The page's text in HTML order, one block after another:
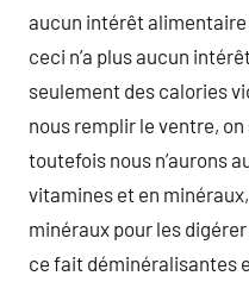
aucun intérêt alimentaire
ceci n’a plus aucun
seulement des calories
nous remplir le ventre,
toutefois nous n’aurons
vitamines et en
minéraux pour les
ce fait déminéralisantes